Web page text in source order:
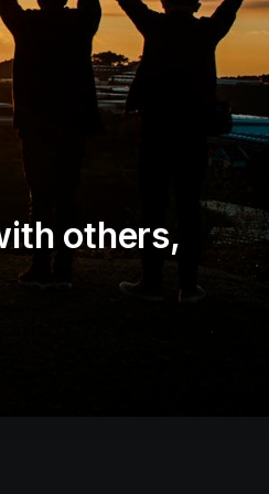
others,